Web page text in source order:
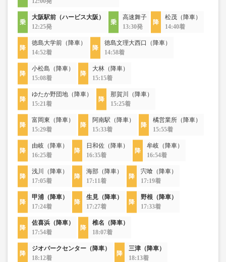
大阪駅前（ハービス大阪）
12:25発
高速舞子
13:30発
松茂（降車）
14:40着
徳島大学前（降車）
14:52着
徳島文理大西口（降車）
14:58着
小松島（降車）
15:08着
大林（降車）
15:15着
ゆたか野団地（降車）
15:21着
那賀川（降車）
15:25着
富岡東（降車）
15:29着
阿南駅（降車）
15:33着
橘営業所（降車）
15:55着
由岐（降車）
16:25着
日和佐（降車）
16:35着
牟岐（降車）
16:54着
浅川（降車）
17:05着
海部（降車）
17:11着
宍喰（降車）
17:19着
甲浦（降車）
17:24着
生見（降車）
17:27着
野根（降車）
17:33着
佐喜浜（降車）
17:54着
椎名（降車）
18:07着
ジオパークセンター（降車）
18:12着
三津（降車）
18:13着